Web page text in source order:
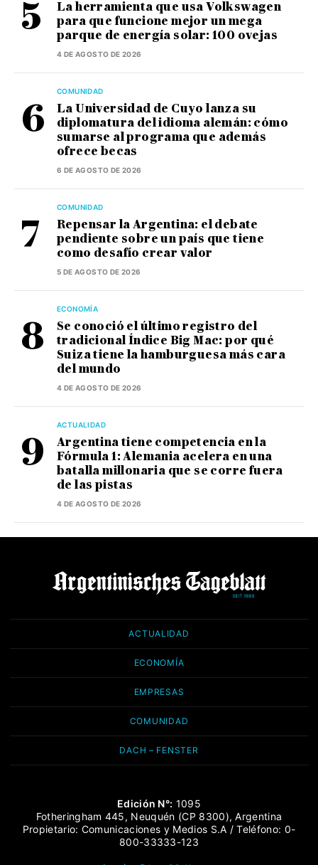
La herramienta que usa Volkswagen
para que funcione mejor un mega
parque de energía solar: 100 ovejas
4 DE AGOSTO DE 2026
COMUNIDAD
La Universidad de Cuyo lanza su
diplomatura del idioma alemán: cómo
sumarse al programa que además
ofrece becas
6 DE AGOSTO DE 2026
COMUNIDAD
Repensar la Argentina: el debate
pendiente sobre un país que tiene
como desafío crear valor
5 DE AGOSTO DE 2026
ECONOMÍA
Se conoció el último registro del
tradicional Índice Big Mac: por qué
Suiza tiene la hamburguesa más cara
del mundo
4 DE AGOSTO DE 2026
ACTUALIDAD
Argentina tiene competencia en la
Fórmula 1: Alemania acelera en una
batalla millonaria que se corre fuera
de las pistas
4 DE AGOSTO DE 2026
ACTUALIDAD
ECONOMÍA
EMPRESAS
COMUNIDAD
DACH – FENSTER
Edición N°: 1095
Fotheringham 445, Neuquén (CP 8300), Argentina
Propietario: Comunicaciones y Medios S.A / Teléfono: 0-
800-33333-123